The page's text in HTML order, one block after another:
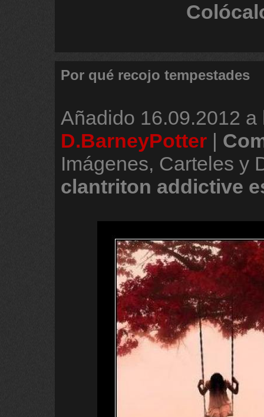
Por qué recojo tempestades
Añadido 16.09.2012 a
D.BarneyPotter |
Imágenes, Carteles y
clantriton addictive